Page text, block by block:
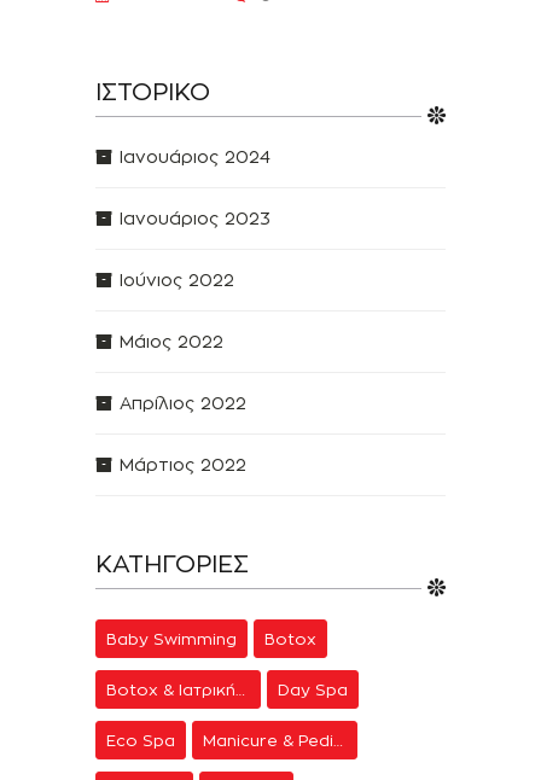
ΙΣΤΟΡΙΚΌ
Ιανουάριος 2024
Ιανουάριος 2023
Ιούνιος 2022
Μάιος 2022
Απρίλιος 2022
Μάρτιος 2022
ΚΑΤΗΓΟΡΊΕΣ
Baby Swimming Botox
Day Spa
Eco Spa